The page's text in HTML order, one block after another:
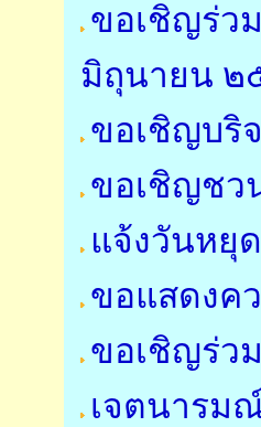
ขอเชิญร่ว
มิถุนายน ๒
ขอเชิญบริ
ขอเชิญชว
แจ้งวันหยุ
ขอแสดงค
ขอเชิญร่ว
เจตนารม